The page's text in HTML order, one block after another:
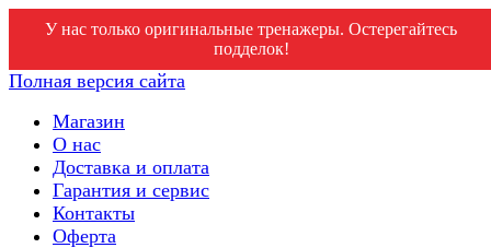
У нас только оригинальные тренажеры. Остерегайтесь
подделок!
Полная версия сайта
Магазин
О нас
Доставка и оплата
Гарантия и сервис
Контакты
Оферта